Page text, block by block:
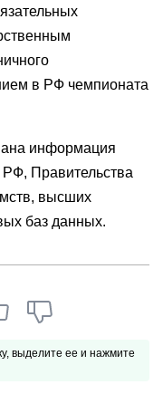
в РФ чемпионата
информация
Правительства
высших
баз данных.
выделите ее и нажмите